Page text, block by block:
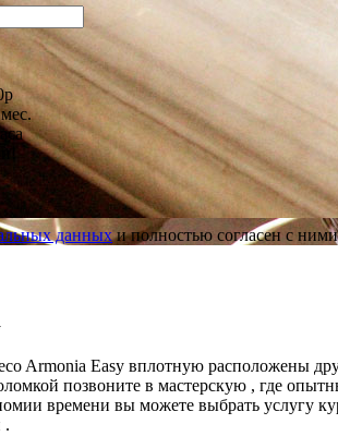
данныхи полностью согласен с
Armonia Easy вплотную расположены
позвоните в мастерскую , где
времени вы можете выбрать услугу
.